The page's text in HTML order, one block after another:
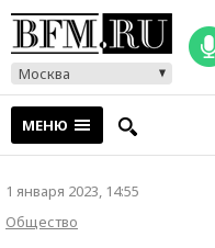
Москва
МЕНЮ
1 января 2023, 14:55
Общество